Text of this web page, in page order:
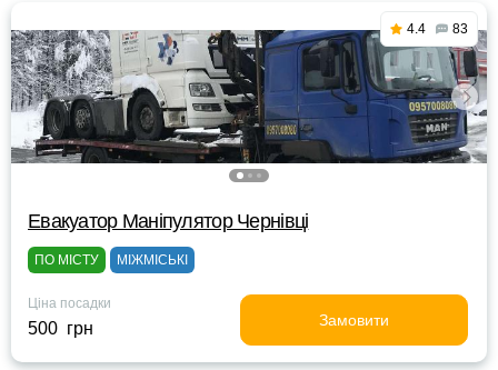
4.4 83
Евакуатор Маніпулятор Чернівці
ПО МІСТУ МІЖМІСЬКІ
Ціна посадки
500 грн Замовити